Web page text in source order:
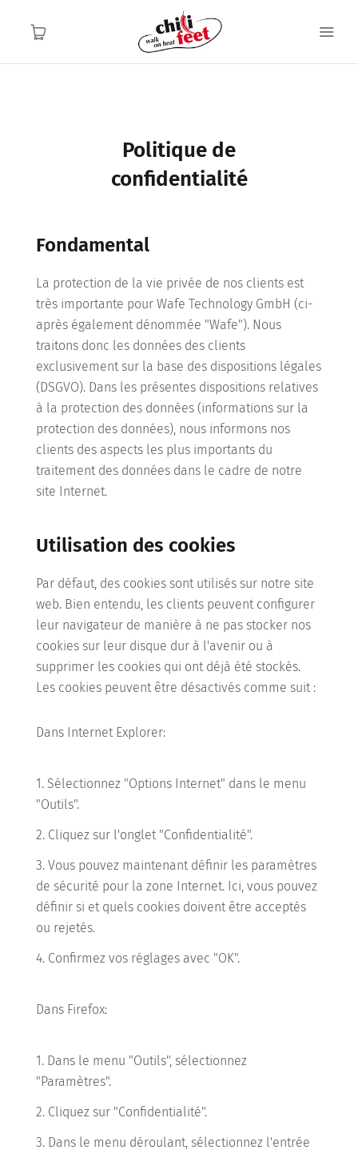
Home
Fonction
Contact
FAQ
Shop
MON COMPTE
Politique de
confidentialité
Fondamental
La protection de la vie privée de nos clients est
très importante pour Wafe Technology GmbH (ci-
après également dénommée "Wafe"). Nous
traitons donc les données des clients
exclusivement sur la base des dispositions légales
(DSGVO). Dans les présentes dispositions relatives
à la protection des données (informations sur la
protection des données), nous informons nos
clients des aspects les plus importants du
traitement des données dans le cadre de notre
site Internet.
Utilisation des cookies
Par défaut, des cookies sont utilisés sur notre site
web. Bien entendu, les clients peuvent configurer
leur navigateur de manière à ne pas stocker nos
cookies sur leur disque dur à l'avenir ou à
supprimer les cookies qui ont déjà été stockés.
Les cookies peuvent être désactivés comme suit :
Dans Internet Explorer:
Sélectionnez "Options Internet" dans le menu
"Outils".
Cliquez sur l'onglet "Confidentialité".
Vous pouvez maintenant définir les paramètres
de sécurité pour la zone Internet. Ici, vous pouvez
définir si et quels cookies doivent être acceptés
ou rejetés.
Confirmez vos réglages avec "OK".
Dans Firefox:
Dans le menu "Outils", sélectionnez
"Paramètres".
Cliquez sur "Confidentialité".
Dans le menu déroulant, sélectionnez l'entrée